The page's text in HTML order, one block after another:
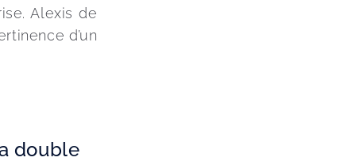
Alexis de
d’un
double